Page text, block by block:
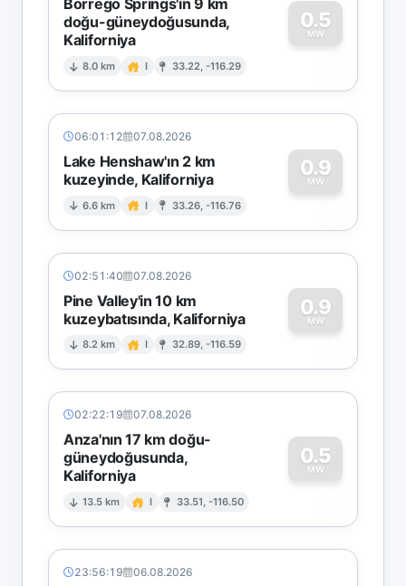
Borrego Springs'in 9 km
doğu-güneydoğusunda,
Kaliforniya
8.0 km I 33.22, -116.29
0.5
MW
0
06:01:12 07.08.2026
Lake Henshaw'ın 2 km
kuzeyinde, Kaliforniya
6.6 km I 33.26, -116.76
0.9
MW
0
02:51:40 07.08.2026
Pine Valley'in 10 km
kuzeybatısında, Kaliforniya
8.2 km I 32.89, -116.59
0.9
MW
0
02:22:19 07.08.2026
Anza'nın 17 km doğu-
güneydoğusunda,
Kaliforniya
13.5 km I 33.51, -116.50
0.5
MW
0
23:56:19 06.08.2026